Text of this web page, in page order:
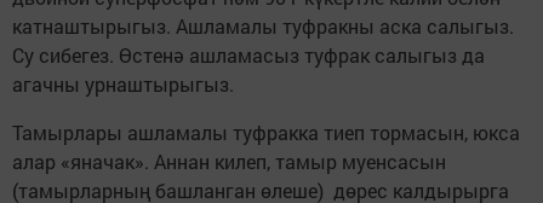
катнаштырыгыз. Ашламалы туфракны аска салыгыз.
Су сибегез. Өстенә ашламасыз туфрак салыгыз да
агачны урнаштырыгыз.
Тамырлары ашламалы туфракка тиеп тормасын, юкса
алар «яначак». Аннан килеп, тамыр муенсасын
(тамырларның башланган өлеше) дөрес калдырырга